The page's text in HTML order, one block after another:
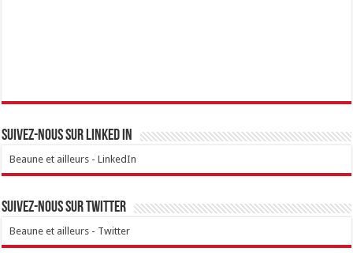
Suivez-nous sur linked IN
Beaune et ailleurs - LinkedIn
Suivez-nous sur Twitter
Beaune et ailleurs - Twitter